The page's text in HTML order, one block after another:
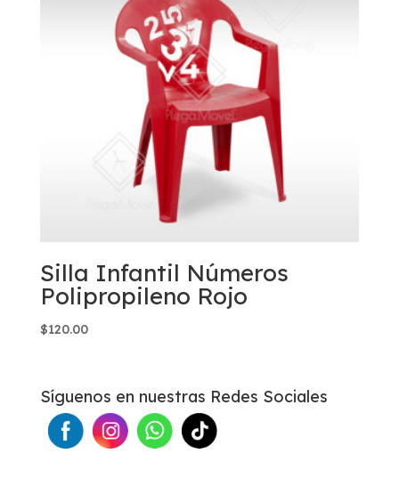
Silla Infantil Números
Polipropileno Rojo
$120.00
Síguenos en nuestras Redes Sociales